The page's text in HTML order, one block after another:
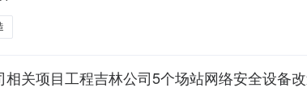
关项目工程吉林公司5个场站网络安全设备